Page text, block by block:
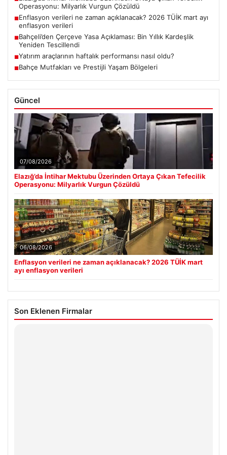
Operasyonu: Milyarlık Vurgun Çözüldü
■Enflasyon verileri ne zaman açıklanacak? 2026 TÜİK mart ayı
enflasyon verileri
■Bahçeli’den Çerçeve Yasa Açıklaması: Bin Yıllık Kardeşlik
Yeniden Tescillendi
■Yatırım araçlarının haftalık performansı nasıl oldu?
■Bahçe Mutfakları ve Prestijli Yaşam Bölgeleri
Güncel
07/08/2026
Elazığ’da İntihar Mektubu Üzerinden Ortaya Çıkan Tefecilik
Operasyonu: Milyarlık Vurgun Çözüldü
06/08/2026
Enflasyon verileri ne zaman açıklanacak? 2026 TÜİK mart
ayı enflasyon verileri
Son Eklenen Firmalar